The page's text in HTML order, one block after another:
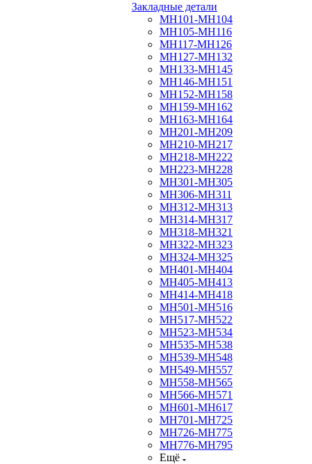
Закладные детали
МН101-МН104
МН105-МН116
МН117-МН126
МН127-МН132
МН133-МН145
МН146-МН151
МН152-МН158
МН159-МН162
МН163-МН164
МН201-МН209
МН210-МН217
МН218-МН222
МН223-МН228
МН301-МН305
МН306-МН311
МН312-МН313
МН314-МН317
МН318-МН321
МН322-МН323
МН324-МН325
МН401-МН404
МН405-МН413
МН414-МН418
МН501-МН516
МН517-МН522
МН523-МН534
МН535-МН538
МН539-МН548
МН549-МН557
МН558-МН565
МН566-МН571
МН601-МН617
МН701-МН725
МН726-МН775
МН776-МН795
Ещё